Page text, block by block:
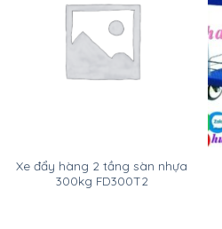
Xe đẩy hàng 2 tầng sàn nhựa
300kg FD300T2